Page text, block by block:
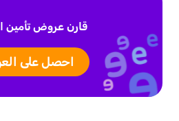
قارن عروض تأمين
احصل على